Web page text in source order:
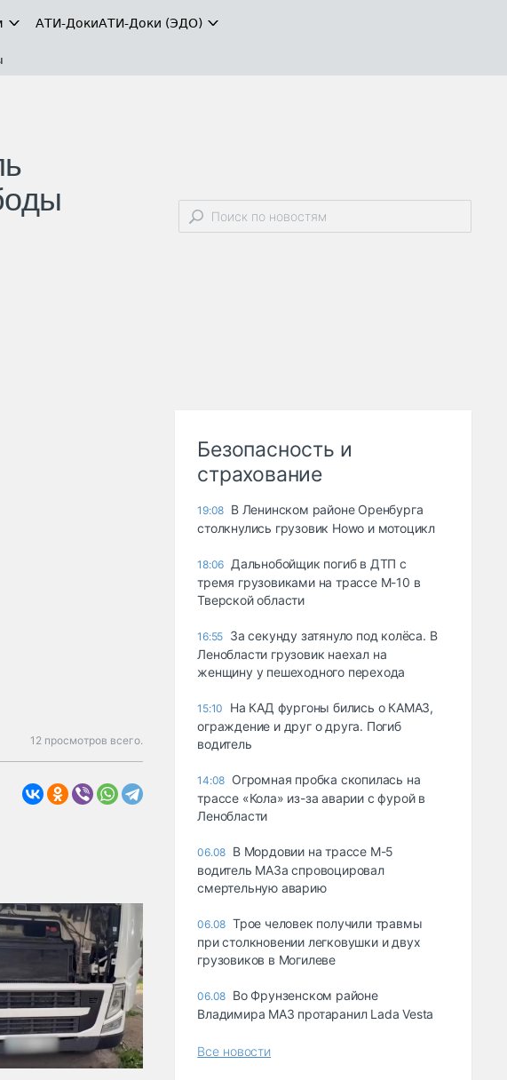
АТИ-ДокиАТИ-Доки (ЭДО)
12 просмотров всего.
Безопасность и
страхование
19:08 В Ленинском районе Оренбурга
столкнулись грузовик Howo и мотоцикл
18:06 Дальнобойщик погиб в ДТП с
тремя грузовиками на трассе М-10 в
Тверской области
16:55 За секунду затянуло под колёса. В
Ленобласти грузовик наехал на
женщину у пешеходного перехода
15:10
На КАД фургоны бились о КАМАЗ,
ограждение и друг о друга. Погиб
водитель
14:08 Огромная пробка скопилась на
трассе «Кола» из-за аварии с фурой в
Ленобласти
06.08 В Мордовии на трассе М-5
водитель МАЗа спровоцировал
смертельную аварию
06.08 Трое человек получили травмы
при столкновении легковушки и двух
грузовиков в Могилеве
06.08 Во Фрунзенском районе
Владимира МАЗ протаранил Lada Vesta
Все новости